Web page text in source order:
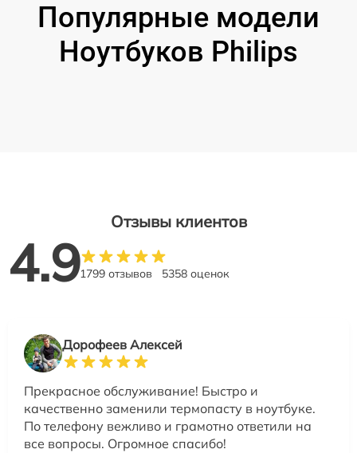
Популярные модели
Ноутбуков Philips
Отзывы клиентов
4.91799 отзывов 5358 оценок
Дорофеев Алексей
Прекрасное обслуживание! Быстро и
качественно заменили термопасту в ноутбуке.
По телефону вежливо и грамотно ответили на
все вопросы. Огромное спасибо!